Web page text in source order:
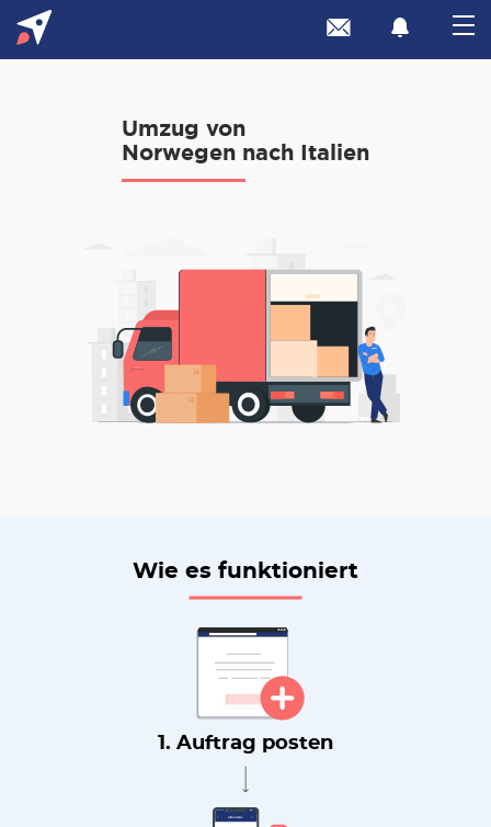
Umzug von
Norwegen nach Italien
Wie es funktioniert
1. Auftrag posten